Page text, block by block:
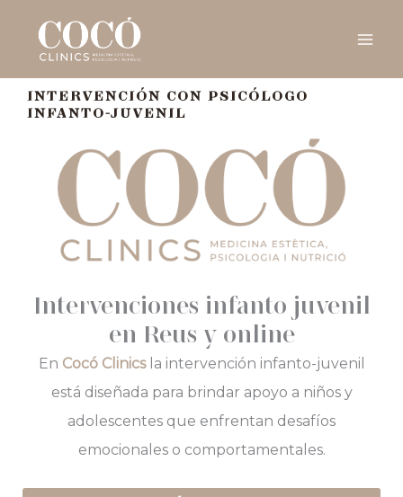
INTERVENCIÓN CON PSICÓLOGO
INFANTO-JUVENIL
Intervenciones infanto juvenil
en Reus y online
En Cocó Clinicsla intervención infanto-juvenil
está diseñada para brindar apoyo a niños y
adolescentes que enfrentan desafíos
emocionales o comportamentales.